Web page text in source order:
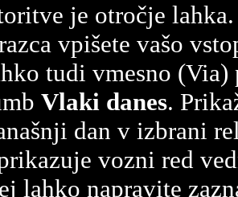
je otročje
vpišete vašo
tudi vmesno (Via)
Vlaki danes.
dan v izbrani
vozni red
lahko napravite